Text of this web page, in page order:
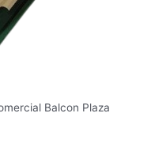
Balcon Plaza